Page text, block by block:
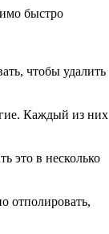
быстро
чтобы удалить
Каждый из них
это в несколько
отполировать,